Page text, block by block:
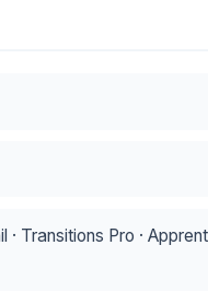
· Transitions Pro ·